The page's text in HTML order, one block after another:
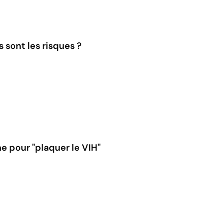
sont les risques ?
pour "plaquer le VIH"